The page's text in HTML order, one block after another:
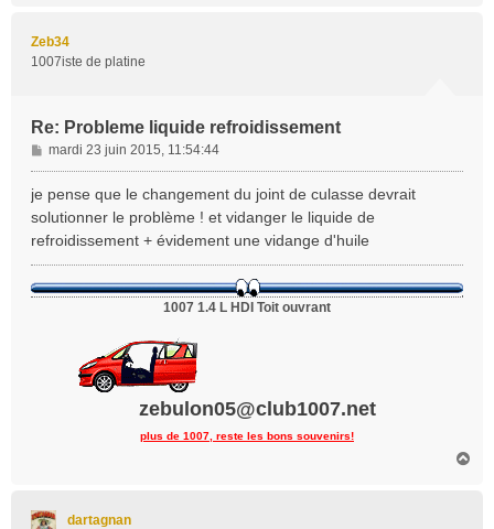
Zeb34
1007iste de platine
Re: Probleme liquide refroidissement
M
e
s
s
g
e
mardi 23 juin 2015, 11:54:44
je pense que le changement du joint de culasse devrait
solutionner le problème ! et vidanger le liquide de
refroidissement + évidement une vidange d'huile
1007 1.4 L HDI Toit ouvrant
zebulon05@club1007.net
plus de 1007, reste les bons souvenirs!
dartagnan